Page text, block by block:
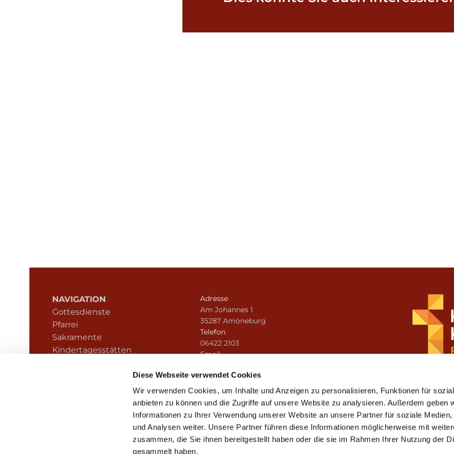
Diese Webseite verwendet Cookies
Wir verwenden Cookies, um Inhalte und Anzeigen zu personalisieren, Funktionen für
anbieten zu können und die Zugriffe auf unsere Website zu analysieren. Außerdem geben
Informationen zu Ihrer Verwendung unserer Website an unsere Partner für soziale Medien,
und Analysen weiter. Unsere Partner führen diese Informationen möglicherweise mit
zusammen, die Sie ihnen bereitgestellt haben oder die sie im Rahmen Ihrer Nutzung der
gesammelt haben.
NAVIGATION
Gottesdienste
Pfarrei
Sakramente
Kindertagesstätten
Hinweisgeberschutz
Adresse
Am Johannes 1
35287 Amöneburg
Telefon
06422 2103
Email
Impressum Datenschutzerklärung ChurchDesk-